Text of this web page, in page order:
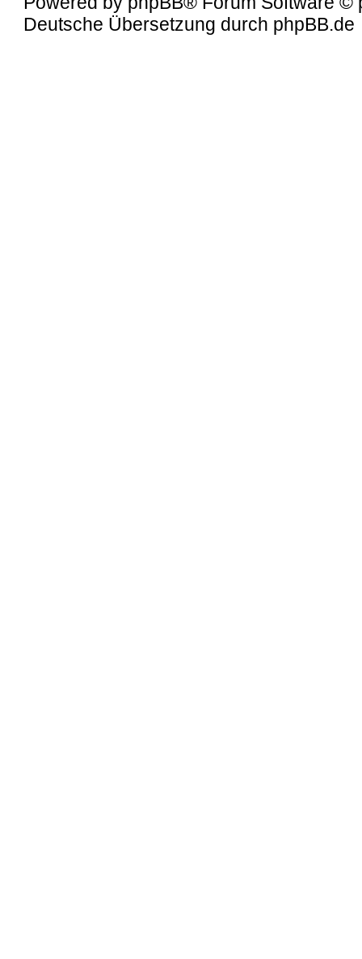
Deutsche Übersetzung durch phpBB.de